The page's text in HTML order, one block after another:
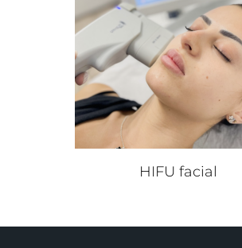
HIFU facial